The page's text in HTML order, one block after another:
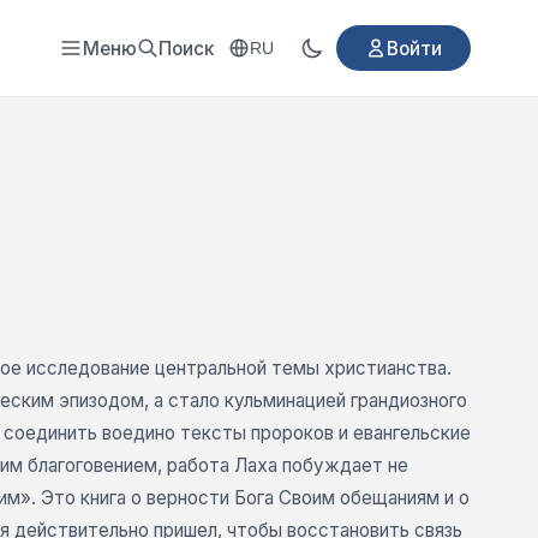
Меню Поиск RU Войти
исследование центральной темы христианства.
эпизодом, а стало кульминацией грандиозного
воедино тексты пророков и евангельские
благоговением, работа Лаха побуждает не
Это книга о верности Бога Своим обещаниям и о
пришел, чтобы восстановить связь